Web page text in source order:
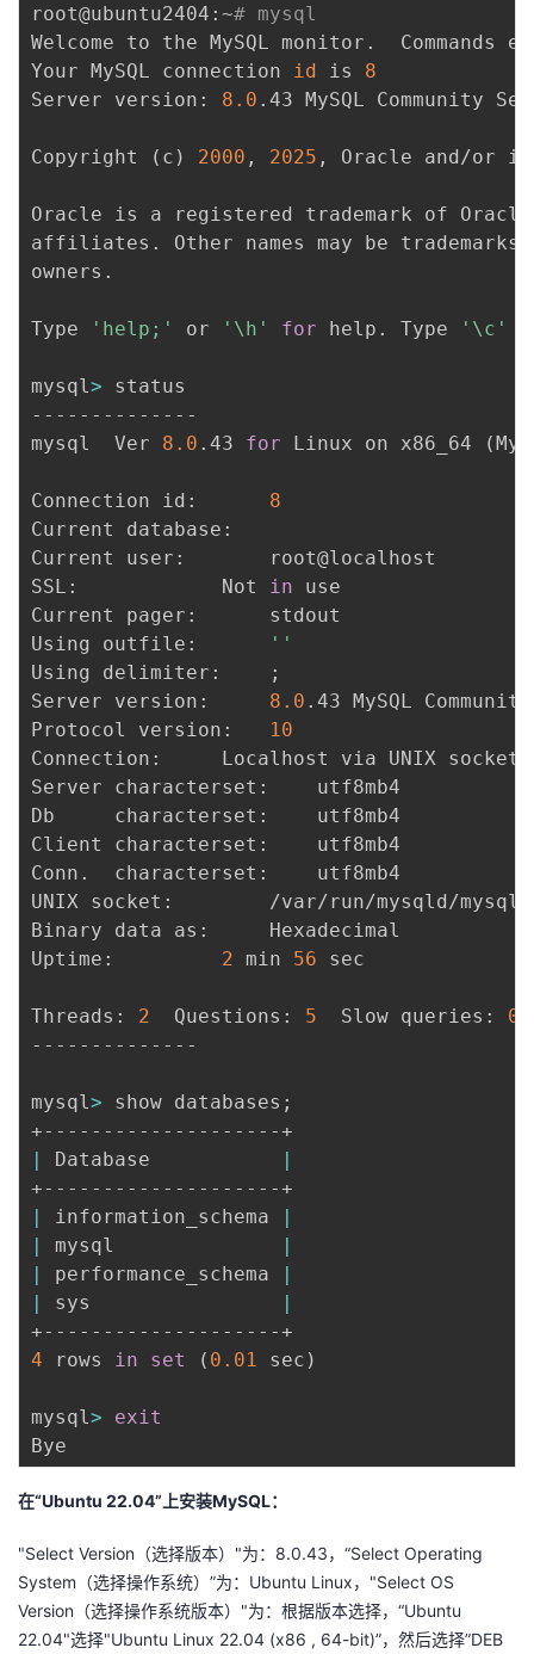
root@ubuntu2404:~# mysql
Welcome to the MySQL monitor.  Commands
Your MySQL connection id is 8
Server version: 8.0 .43 MySQL Community
Copyright ( c ) 2000 , 2025 , Oracle and/or
Oracle is a registered trademark of
affiliates. Other names may be
owners.
Type 'help;' or '\h' for help. Type '\c'
mysql> status
--------------
mysql  Ver 8.0 .43 for Linux on x86_64 (
8
Current database:
Current user:		root@localhost
SSL:			Not in use
Current pager:		stdout
''
;
8.0 .43 MySQL
10
Connection:		Localhost via UNIX socket
Server characterset:	utf8mb4
Db     characterset:	utf8mb4
Client characterset:	utf8mb4
Conn.  characterset:	utf8mb4
UNIX socket:		/var/run/mysqld/mysqld.sock
Binary data as:		Hexadecimal
2 min 56 sec
Threads: 2
  Questions:
5
  Slow queries:
0
--------------
mysql> show databases ;
Database
information_schema
mysql
performance_schema
sys
4 rows in set ( 0.01 sec )
mysql>
exit
在“Ubuntu 22.04”上安装MySQL：
"Select Version（选择版本）"为：8.0.43，“Select Operating
System（选择操作系统）”为：Ubuntu Linux，"Select OS
Version（选择操作系统版本）"为：根据版本选择，“Ubuntu
22.04"选择"Ubuntu Linux 22.04 (x86 , 64-bit)”，然后选择”DEB